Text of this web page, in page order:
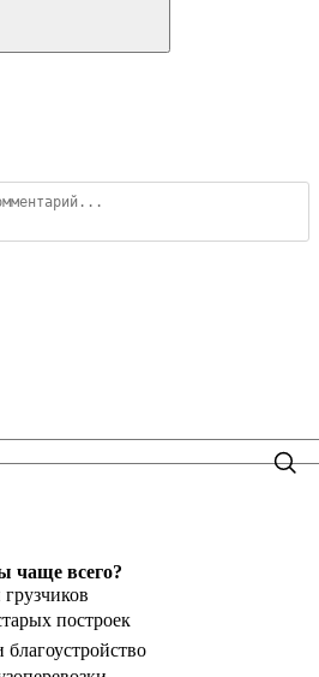
чаще всего?
построек